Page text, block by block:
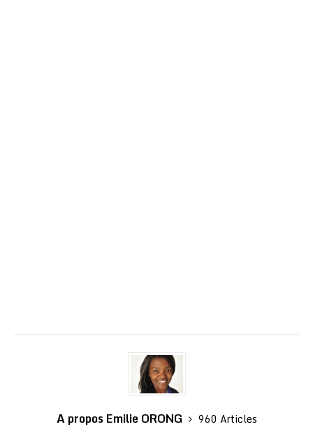
A propos Emilie ORONG
960 Articles